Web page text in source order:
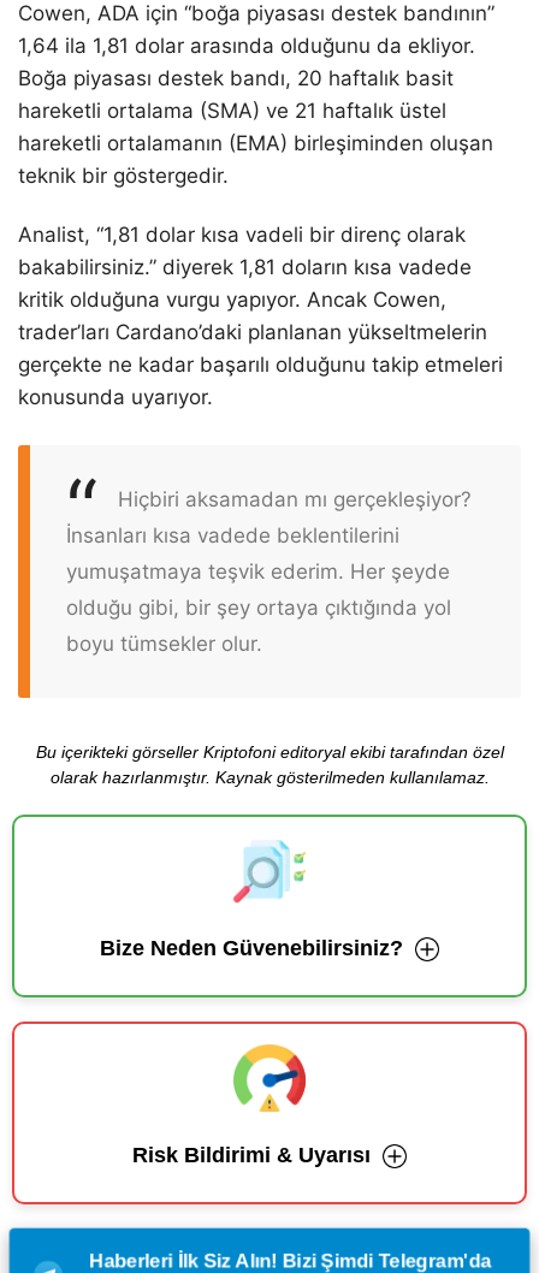
Cowen, ADA için “boğa piyasası destek bandının”
1,64 ila 1,81 dolar arasında olduğunu da ekliyor.
Boğa piyasası destek bandı, 20 haftalık basit
hareketli ortalama (SMA) ve 21 haftalık üstel
hareketli ortalamanın (EMA) birleşiminden oluşan
teknik bir göstergedir.
Analist, “1,81 dolar kısa vadeli bir direnç olarak
bakabilirsiniz.” diyerek 1,81 doların kısa vadede
kritik olduğuna vurgu yapıyor. Ancak Cowen,
trader’ları Cardano’daki planlanan yükseltmelerin
gerçekte ne kadar başarılı olduğunu takip etmeleri
konusunda uyarıyor.
Hiçbiri aksamadan mı gerçekleşiyor?
İnsanları kısa vadede beklentilerini
yumuşatmaya teşvik ederim. Her şeyde
olduğu gibi, bir şey ortaya çıktığında yol
boyu tümsekler olur.
Bu içerikteki görseller Kriptofoni editoryal ekibi tarafından özel
olarak hazırlanmıştır. Kaynak gösterilmeden kullanılamaz.
Bize Neden Güvenebilirsiniz?
Risk Bildirimi & Uyarısı
Haberleri İlk Siz Alın! Bizi Şimdi Telegram'da